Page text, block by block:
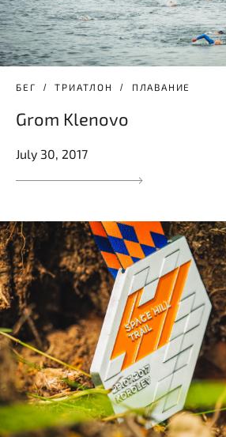
БЕГ ТРИАТЛОН ПЛАВАНИЕ
Grom Klenovo
July 30, 2017